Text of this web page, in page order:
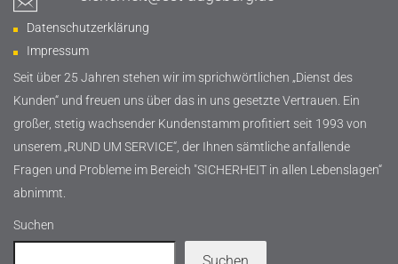
Datenschutzerklärung
Impressum
Seit über 25 Jahren stehen wir im sprichwörtlichen „Dienst des
Kunden“ und freuen uns über das in uns gesetzte Vertrauen. Ein
großer, stetig wachsender Kundenstamm profitiert seit 1993 von
unserem „RUND UM SERVICE“, der Ihnen sämtliche anfallende
Fragen und Probleme im Bereich "SICHERHEIT in allen Lebenslagen“
abnimmt.
Suchen